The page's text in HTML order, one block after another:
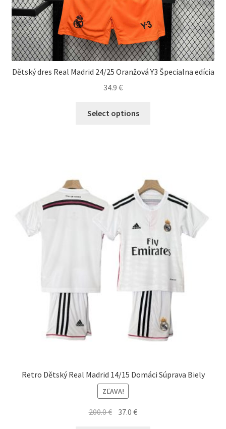
Dětský dres Real Madrid 24/25 Oranžová Y3 Špecialna edícia
34.9 €
Select options
si
môžete
vybrať
stránke
produktu.
Retro Dětský Real Madrid 14/15 Domáci Súprava Biely
ZĽAVA!
200.0€ Pôvodná
37.0€Aktuálna